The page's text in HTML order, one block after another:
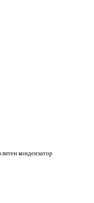
кондензатор